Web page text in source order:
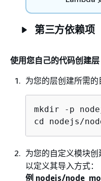
第三方依赖项
使用您自己的代码创建层
为您的层创建所需的
mkdir -p
cd nodejs/
为您的自定义模块创
以定义其导入方式：
例 nodejs/